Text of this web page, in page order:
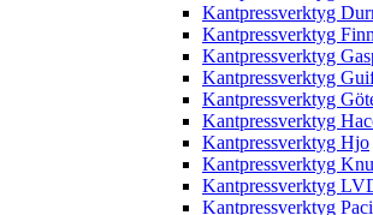
Kantpressverktyg
Kantpressverktyg
Kantpressverktyg
Kantpressverktyg
Kantpressverktyg
Kantpressverktyg
Kantpressverktyg Hjo
Kantpressverktyg
Kantpressverktyg
Kantpressverktyg